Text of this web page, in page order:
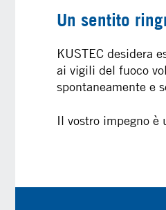
Un sentito
KUSTEC desidera
ai vigili del fuoco
spontaneamente e
Il vostro impegno è